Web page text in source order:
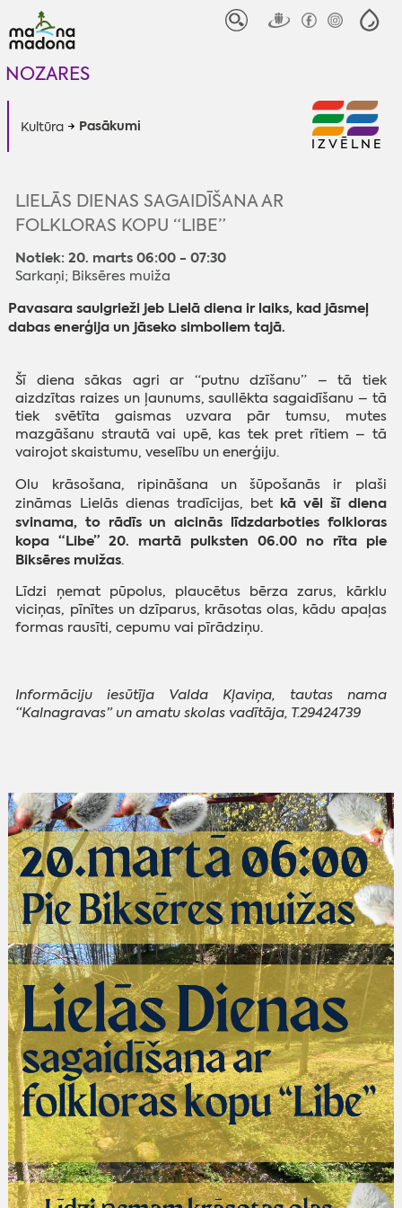
NOZARES
Kultūra Pasākumi
IZVĒLNE
LIELĀS DIENAS SAGAIDĪŠANA AR
FOLKLORAS KOPU “LIBE”
Notiek: 20. marts 06:00 - 07:30
Sarkaņi; Biksēres muiža
Pavasara saulgrieži jeb Lielā diena ir laiks, kad jāsmeļ
dabas enerģija un jāseko simboliem tajā.
Šī diena sākas agri ar “putnu dzīšanu” – tā tiek
aizdzītas raizes un ļaunums, saullēkta sagaidīšanu – tā
tiek svētīta gaismas uzvara pār tumsu, mutes
mazgāšanu strautā vai upē, kas tek pret rītiem – tā
vairojot skaistumu, veselību un enerģiju.
Olu krāsošana, ripināšana un šūpošanās ir plaši
zināmas Lielās dienas tradīcijas, bet kā vēl šī diena
svinama, to rādīs un aicinās līdzdarboties folkloras
kopa “Libe” 20. martā pulksten 06.00 no rīta pie
Biksēres muižas.
Līdzi ņemat pūpolus, plaucētus bērza zarus, kārklu
viciņas, pīnītes un dzīparus, krāsotas olas, kādu apaļas
formas rausīti, cepumu vai pīrādziņu.
Informāciju iesūtīja Valda Kļaviņa, tautas nama
“Kalnagravas” un amatu skolas vadītāja, T.29424739